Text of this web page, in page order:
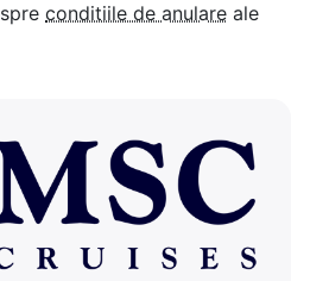
conditiile de anulare ale